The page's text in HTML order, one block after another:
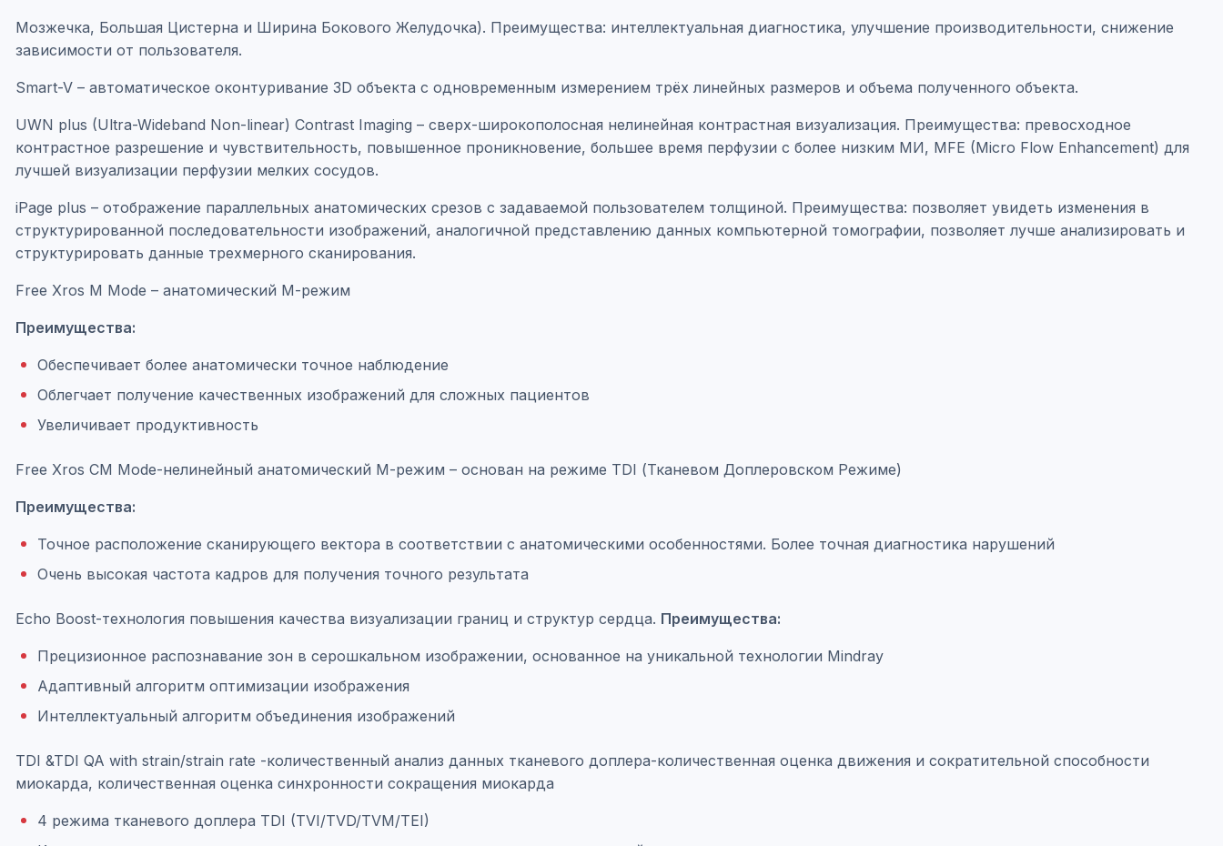
Мозжечка, Большая Цистерна и Ширина Бокового Желудочка). Преимущества: интеллектуальная диагностика, улучшение производительности, снижение
зависимости от пользователя.
Smart-V – автоматическое оконтуривание 3D объекта с одновременным измерением трёх линейных размеров и объема полученного объекта.
UWN plus (Ultra-Wideband Non-linear) Contrast Imaging – cверх-широкополосная нелинейная контрастная визуализация. Преимущества: превосходное
контрастное разрешение и чувствительность, повышенное проникновение, большее время перфузии с более низким МИ, MFE (Micro Flow Enhancement) для
лучшей визуализации перфузии мелких сосудов.
iPage plus – отображение параллельных анатомических срезов с задаваемой пользователем толщиной. Преимущества: позволяет увидеть изменения в
структурированной последовательности изображений, аналогичной представлению данных компьютерной томографии, позволяет лучше анализировать и
структурировать данные трехмерного сканирования.
Free Xros M Mode – анатомический М-режим
Преимущества:
Обеспечивает более анатомически точное наблюдение
Облегчает получение качественных изображений для сложных пациентов
Увеличивает продуктивность
Free Xros CM Mode-нелинейный анатомический М-режим – основан на режиме TDI (Тканевом Доплеровском Режиме)
Преимущества:
Точное расположение сканирующего вектора в соответствии с анатомическими особенностями. Более точная диагностика нарушений
Очень высокая частота кадров для получения точного результата
Echo Boost-технология повышения качества визуализации границ и структур сердца. Преимущества:
Прецизионное распознавание зон в серошкальном изображении, основанное на уникальной технологии Mindray
Адаптивный алгоритм оптимизации изображения
Интеллектуальный алгоритм объединения изображений
TDI &TDI QA with strain/strain rate -количественный анализ данных тканевого доплера-количественная оценка движения и сократительной способности
миокарда, количественная оценка синхронности сокращения миокарда
4 режима тканевого доплера TDI (TVI/TVD/TVM/TEI)